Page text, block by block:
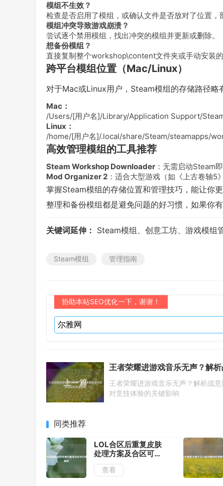
模组不生效？
检查是否启用了模组，或确认文件是否放对了位置，
模组冲突导致游戏崩溃？
尝试逐个禁用模组，找出冲突的模组并更新或删除。
想备份模组？
直接复制整个workshop\content文件夹或手动安装的
跨平台模组位置（Mac/Linux）
对于Mac或Linux用户，Steam模组的存储路径略
Mac：
/Users/[用户名]/Library/Application Support/
Linux：
/home/[用户名]/.local/share/Steam/steamapps/
高效管理模组的工具推荐
Steam Workshop Downloader ：无需启动Steam
Mod Organizer 2 ：适合大型游戏（如《上古卷轴5
掌握Steam模组的存储位置和管理技巧，能让你
整理和备份模组都是避免问题的好习惯，如果你
关键词延伸： Steam模组、创意工坊、游戏模组
Steam模组 管理指南
协助本站SEO优化一下，谢谢！
上一篇
王者荣耀进游戏音乐无声？解析战意
对竞技体验的关键影响
同类推荐
LOL合区后重复皮肤
处理方案及合区可行
性全面解析
查看